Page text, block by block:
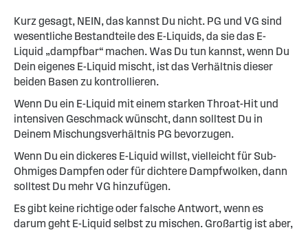
Kurz gesagt, NEIN, das kannst Du nicht. PG und VG sind
wesentliche Bestandteile des E-Liquids, da sie das E-
Liquid „dampfbar“ machen. Was Du tun kannst, wenn Du
Dein eigenes E-Liquid mischt, ist das Verhältnis dieser
beiden Basen zu kontrollieren.
Wenn Du ein E-Liquid mit einem starken Throat-Hit und
intensiven Geschmack wünscht, dann solltest Du in
Deinem Mischungsverhältnis PG bevorzugen.
Wenn Du ein dickeres E-Liquid willst, vielleicht für Sub-
Ohmiges Dampfen oder für dichtere Dampfwolken, dann
solltest Du mehr VG hinzufügen.
Es gibt keine richtige oder falsche Antwort, wenn es
darum geht E-Liquid selbst zu mischen. Großartig ist aber,